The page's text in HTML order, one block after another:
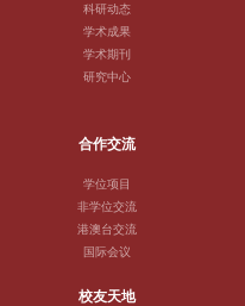
科研动态
学术成果
学术期刊
研究中心
合作交流
学位项目
非学位交流
港澳台交流
国际会议
校友天地